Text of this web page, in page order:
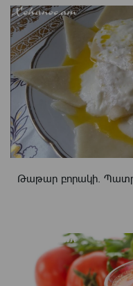
Թաթար բորակի.